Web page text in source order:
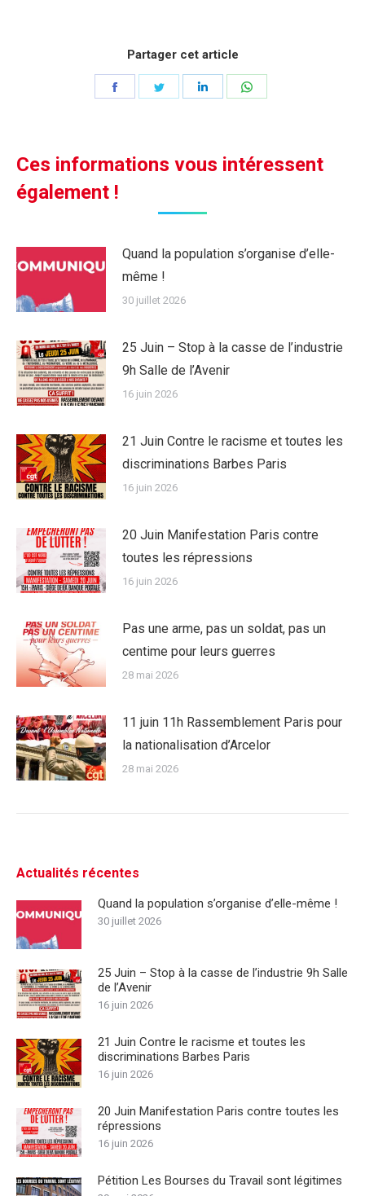
Partager cet article
Partager Partager Partager
Ces informations vous intéressent
également !
Quand la population s’organise d’elle-
même !
30 juillet 2026
25 Juin – Stop à la casse de l’industrie
9h Salle de l’Avenir
16 juin 2026
21 Juin Contre le racisme et toutes les
discriminations Barbes Paris
16 juin 2026
20 Juin Manifestation Paris contre
toutes les répressions
16 juin 2026
Pas une arme, pas un soldat, pas un
centime pour leurs guerres
28 mai 2026
11 juin 11h Rassemblement Paris pour
la nationalisation d’Arcelor
28 mai 2026
Actualités récentes
Quand la population s’organise d’elle-même !
30 juillet 2026
25 Juin – Stop à la casse de l’industrie 9h Salle
de l’Avenir
16 juin 2026
21 Juin Contre le racisme et toutes les
discriminations Barbes Paris
16 juin 2026
20 Juin Manifestation Paris contre toutes les
répressions
16 juin 2026
Pétition Les Bourses du Travail sont légitimes